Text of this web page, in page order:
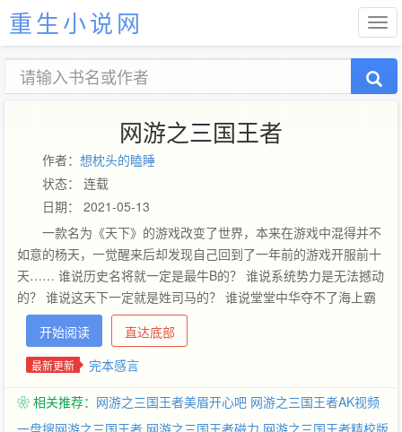
重生小说网
网游之三国王者
作者： 想枕头的瞌睡
状态： 连载
日期： 2021-05-13
一款名为《天下》的游戏改变了世界，本来在游戏中混得并不
如意的杨天，一觉醒来后却发现自己回到了一年前的游戏开服前十
天…… 谁说历史名将就一定是最牛B的？ 谁说系统势力是无法撼动
的？ 谁说这天下一定就是姓司马的？ 谁说堂堂中华夺不了海上霸
权？
开始阅读 直达底部
最新更新 完本感言
❀ 相关推荐： 网游之三国王者美眉开心吧 网游之三国王者AK视频
一盘搜网游之三国王者 网游之三国王者磁力 网游之三国王者精校版